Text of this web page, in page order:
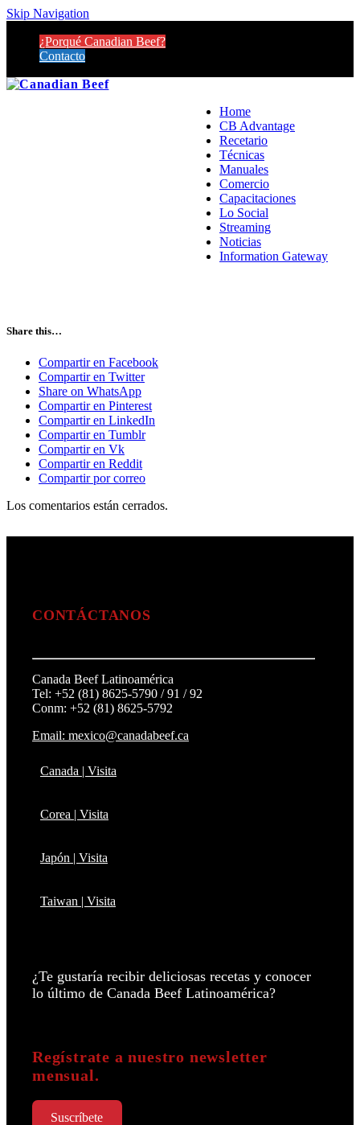
Skip Navigation
¿Porqué Canadian Beef?
Contacto
Home
CB Advantage
Recetario
Técnicas
Manuales
Comercio
Capacitaciones
Lo Social
Streaming
Noticias
Information Gateway
Share this…
Compartir en Facebook
Compartir en Twitter
Share on WhatsApp
Compartir en Pinterest
Compartir en LinkedIn
Compartir en Tumblr
Compartir en Vk
Compartir en Reddit
Compartir por correo
Los comentarios están cerrados.
CONTÁCTANOS
Canada Beef Latinoamérica
Tel: +52 (81) 8625-5790 / 91 / 92
Conm: +52 (81) 8625-5792
Email: mexico@canadabeef.ca
Canada | Visita
Corea | Visita
Japón | Visita
Taiwan | Visita
¿Te gustaría recibir deliciosas recetas y conocer
lo último de Canada Beef Latinoamérica?
Regístrate a nuestro newsletter
mensual.
Suscríbete